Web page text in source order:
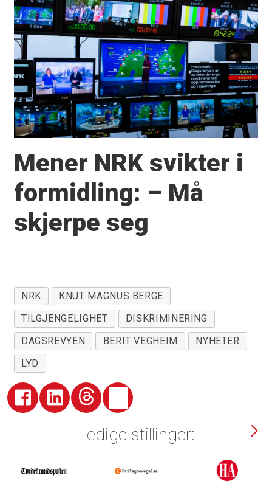
Mener NRK svikter i
formidling: – Må
skjerpe seg
NRK
KNUT MAGNUS BERGE
TILGJENGELIGHET
DISKRIMINERING
DAGSREVYEN
BERIT VEGHEIM
NYHETER
LYD
Ledige stillinger: